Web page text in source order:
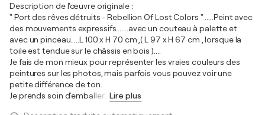
Description de l'œuvre originale :
" Port des rêves détruits - Rebellion Of Lost Colors " .....Peint avec
des mouvements expressifs.......avec un couteau à palette et
avec un pinceau.....L 100 x H 70 cm ,( L 97 x H 67 cm , lorsque la
toile est tendue sur le châssis en bois )....
Je fais de mon mieux pour représenter les vraies couleurs des
peintures sur les photos, mais parfois vous pouvez voir une
petite différence de ton.
Je prends soin d'emballer… Lire plus